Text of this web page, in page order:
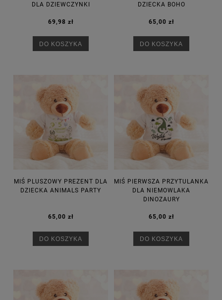
DLA DZIEWCZYNKI
69,98 zł
DO KOSZYKA
DZIECKA BOHO
65,00 zł
DO KOSZYKA
MIŚ PLUSZOWY PREZENT DLA
DZIECKA ANIMALS PARTY
65,00 zł
DO KOSZYKA
MIŚ PIERWSZA PRZYTULANKA
DLA NIEMOWLAKA
DINOZAURY
65,00 zł
DO KOSZYKA